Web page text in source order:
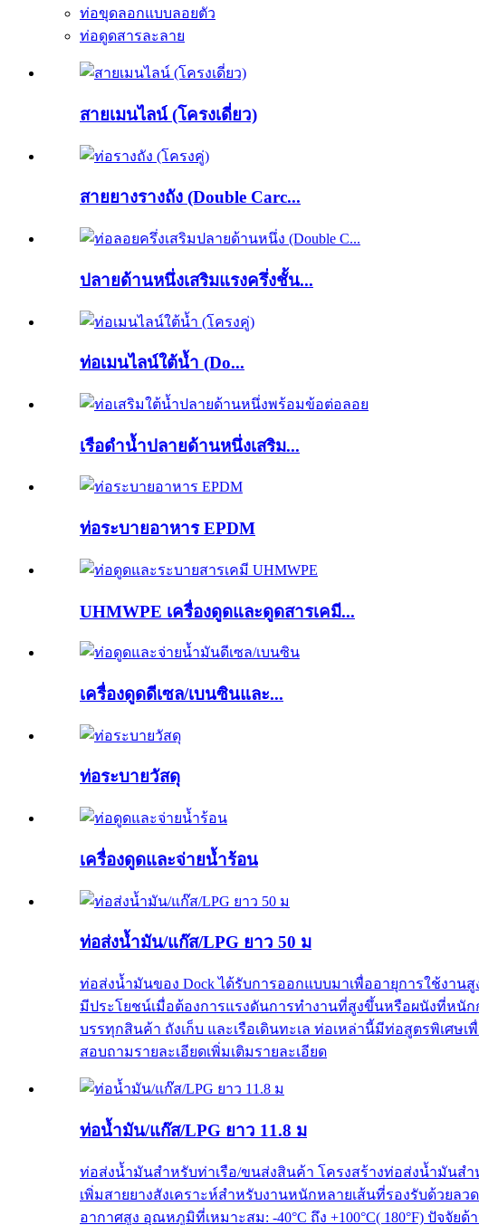
ท่อขุดลอกแบบลอยตัว
ท่อดูดสารละลาย
สายเมนไลน์ (โครงเดี่ยว)
สายยางรางถัง (Double Carc...
ปลายด้านหนึ่งเสริมแรงครึ่งชั้น...
ท่อเมนไลน์ใต้น้ำ (Do...
เรือดำน้ำปลายด้านหนึ่งเสริม...
ท่อระบายอาหาร EPDM
UHMWPE เครื่องดูดและดูดสารเคมี...
เครื่องดูดดีเซล/เบนซินและ...
ท่อระบายวัสดุ
เครื่องดูดและจ่ายน้ำร้อน
ท่อส่งน้ำมัน/แก๊ส/LPG ยาว 50 ม
ท่อส่งน้ำมันของ Dock ได้รับการออกแบบมาเพื่ออายุการใช้งาน
มีประโยชน์เมื่อต้องการแรงดันการทำงานที่สูงขึ้นหรือผนังที่หนั
บรรทุกสินค้า ถังเก็บ และเรือเดินทะเล ท่อเหล่านี้มีท่อสูตรพิเศษ
สอบถามรายละเอียดเพิ่มเติมรายละเอียด
ท่อน้ำมัน/แก๊ส/LPG ยาว 11.8 ม
ท่อส่งน้ำมันสำหรับท่าเรือ/ขนส่งสินค้า โครงสร้างท่อส่งน้ำมันสำ
เพิ่มสายยางสังเคราะห์สำหรับงานหนักหลายเส้นที่รองรับด้วยล
อากาศสูง อุณหภูมิที่เหมาะสม: -40°C ถึง +100°C( 180°F) ปัจ